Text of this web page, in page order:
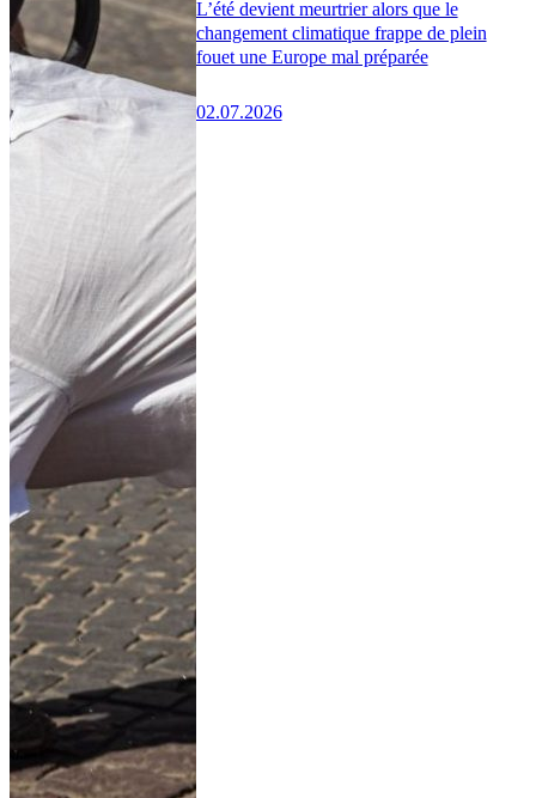
L’été devient meurtrier alors que le
changement climatique frappe de plein
fouet une Europe mal préparée
02.07.2026